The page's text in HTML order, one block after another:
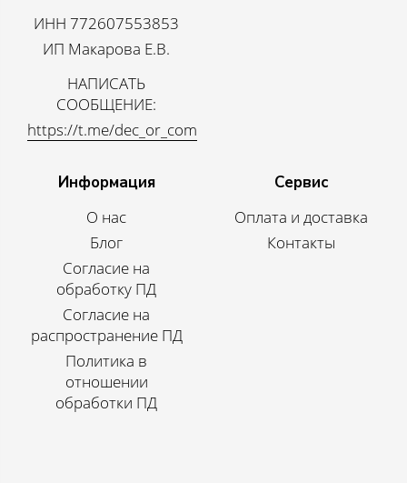
ИНН 772607553853
ИП Макарова Е.В.
НАПИСАТЬ
СООБЩЕНИЕ:
https://t.me/dec_or_com
Информация
О нас
Блог
Согласие на
обработку ПД
Согласие на
распространение ПД
Политика в
отношении
обработки ПД
Сервис
Оплата и доставка
Контакты